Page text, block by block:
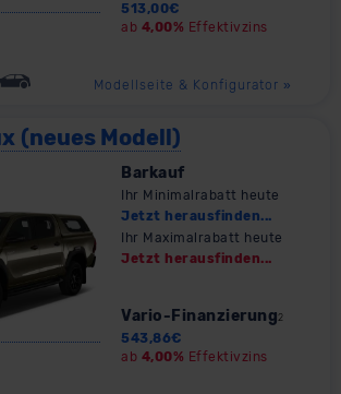
513,00€
ab 4,00% Effektivzins
Modellseite & Konfigurator »
(neues Modell)
Barkauf
Ihr Minimalrabatt heute
Jetzt herausfinden...
Ihr Maximalrabatt heute
Jetzt herausfinden...
Vario-Finanzierung 2
543,86€
ab 4,00% Effektivzins